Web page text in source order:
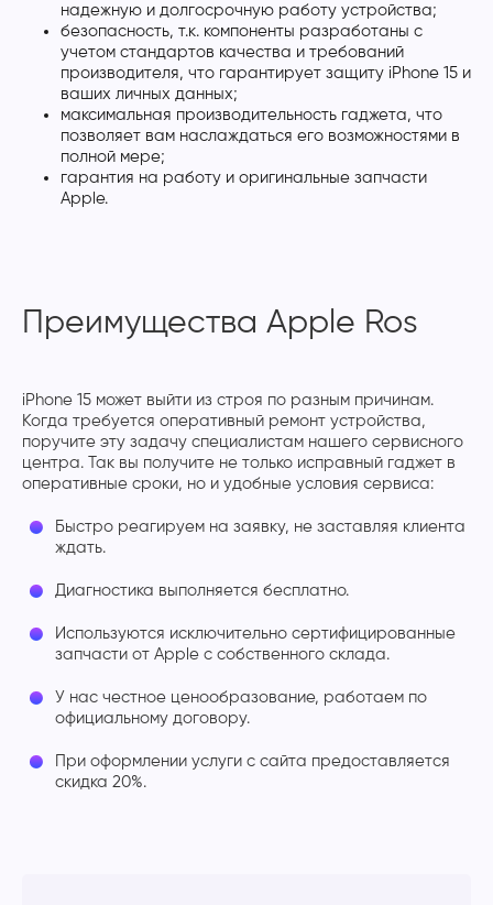
надежную и долгосрочную работу устройства;
безопасность, т.к. компоненты разработаны с
учетом стандартов качества и требований
производителя, что гарантирует защиту iPhone 15 и
ваших личных данных;
максимальная производительность гаджета, что
позволяет вам наслаждаться его возможностями в
полной мере;
гарантия на работу и оригинальные запчасти
Apple.
Преимущества Apple Ros
iPhone 15 может выйти из строя по разным причинам.
Когда требуется оперативный ремонт устройства,
поручите эту задачу специалистам нашего сервисного
центра. Так вы получите не только исправный гаджет в
оперативные сроки, но и удобные условия сервиса:
Быстро реагируем на заявку, не заставляя клиента
ждать.
Диагностика выполняется бесплатно.
Используются исключительно сертифицированные
запчасти от Apple с собственного склада.
У нас честное ценообразование, работаем по
официальному договору.
При оформлении услуги с сайта предоставляется
скидка 20%.